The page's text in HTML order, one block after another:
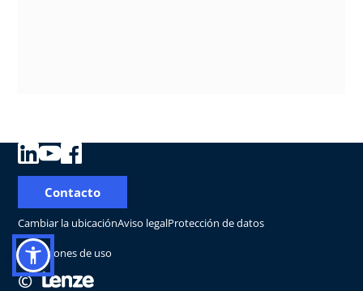
©
Cambiar la ubicaciónAviso legalProtección de datos
Condiciones de uso
Contacto